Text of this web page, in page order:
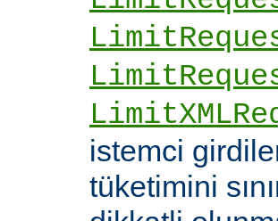
istemci
tüketimini